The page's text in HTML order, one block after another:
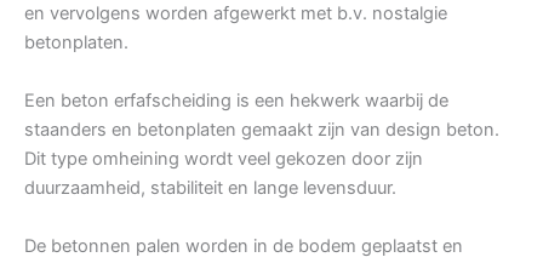
en vervolgens worden afgewerkt met b.v. nostalgie
betonplaten.
Een beton erfafscheiding is een hekwerk waarbij de
staanders en betonplaten gemaakt zijn van design beton.
Dit type omheining wordt veel gekozen door zijn
duurzaamheid, stabiliteit en lange levensduur.
De betonnen palen worden in de bodem geplaatst en